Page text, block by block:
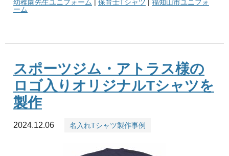
幼稚園先生ユニフォーム | 保育士Tシャツ | 福知山市ユニフォ
ーム
スポーツジム・アトラス様の
ロゴ入りオリジナルTシャツを
製作
2024.12.06 名入れTシャツ製作事例